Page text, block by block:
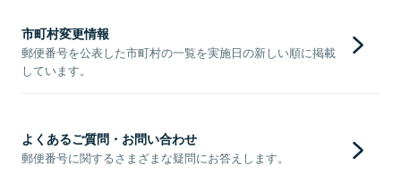
市町村変更情報
郵便番号を公表した市町村の一覧を実施日の新しい順に掲載
しています。
よくあるご質問・お問い合わせ
郵便番号に関するさまざまな疑問にお答えします。